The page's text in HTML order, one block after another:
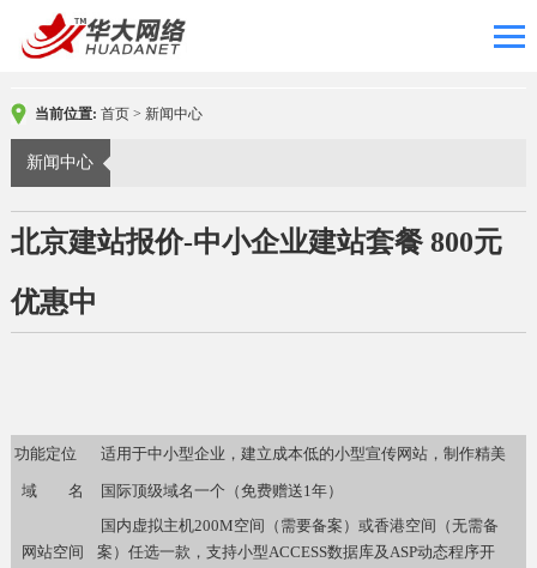
当前位置: 首页> 新闻中心
新闻中心
北京建站报价-中小企业建站套餐 800元
优惠中
功能定位 适用于中小型企业，建立成本低的小型宣传网站，制作精美
域 名 国际顶级域名一个（免费赠送1年）
网站空间
国内虚拟主机200M空间（需要备案）或香港空间（无需备
案）任选一款，支持小型ACCESS数据库及ASP动态程序开